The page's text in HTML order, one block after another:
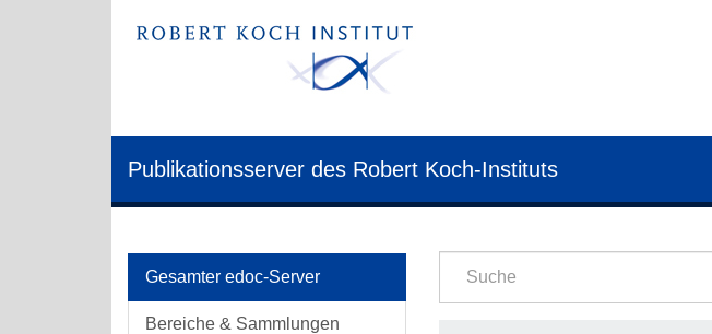
Publikationsserver des Robert Koch-Instituts
Gesamter edoc-Server
Bereiche & Sammlungen